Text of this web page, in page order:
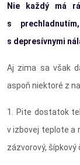
Nie každý má
s
s depresívnymi
Aj zima sa však
aspoň niektoré z
1. Pite dostatok
v izbovej teplote a
zázvorový, šípkový